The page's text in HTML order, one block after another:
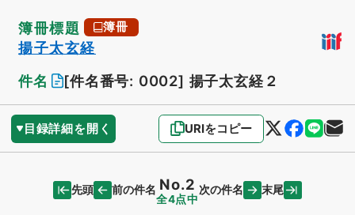
簿冊標題 簿冊
揚子太玄経
件名
[件名番号: 0002] 揚子太玄経２
目録詳細を開く URIをコピー
先頭 前の件名 No.2
全4点中
次の件名 末尾